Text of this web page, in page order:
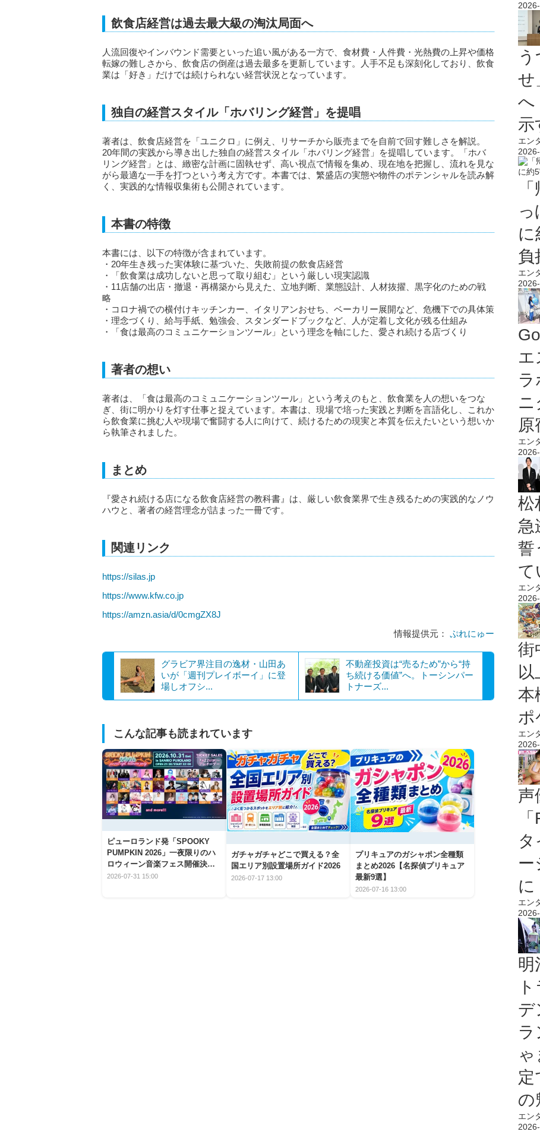
飲食店経営は過去最大級の淘汰局面へ
人流回復やインバウンド需要といった追い風がある一方で、食材費・人件費・光熱費の上昇や価格
転嫁の難しさから、飲食店の倒産は過去最多を更新しています。人手不足も深刻化しており、飲食
業は「好き」だけでは続けられない経営状況となっています。
独自の経営スタイル「ホバリング経営」を提唱
著者は、飲食店経営を「ユニクロ」に例え、リサーチから販売までを自前で回す難しさを解説。
20年間の実践から導き出した独自の経営スタイル「ホバリング経営」を提唱しています。「ホバ
リング経営」とは、緻密な計画に固執せず、高い視点で情報を集め、現在地を把握し、流れを見な
がら最適な一手を打つという考え方です。本書では、繁盛店の実態や物件のポテンシャルを読み解
く、実践的な情報収集術も公開されています。
本書の特徴
本書には、以下の特徴が含まれています。
・20年生き残った実体験に基づいた、失敗前提の飲食店経営
・「飲食業は成功しないと思って取り組む」という厳しい現実認識
・11店舗の出店・撤退・再構築から見えた、立地判断、業態設計、人材抜擢、黒字化のための戦
略
・コロナ禍での横付けキッチンカー、イタリアンおせち、ベーカリー展開など、危機下での具体策
・理念づくり、給与手紙、勉強会、スタンダードブックなど、人が定着し文化が残る仕組み
・「食は最高のコミュニケーションツール」という理念を軸にした、愛され続ける店づくり
著者の想い
著者は、「食は最高のコミュニケーションツール」という考えのもと、飲食業を人の想いをつな
ぎ、街に明かりを灯す仕事と捉えています。本書は、現場で培った実践と判断を言語化し、これか
ら飲食業に挑む人や現場で奮闘する人に向けて、続けるための現実と本質を伝えたいという想いか
ら執筆されました。
まとめ
『愛され続ける店になる飲食店経営の教科書』は、厳しい飲食業界で生き残るための実践的なノウ
ハウと、著者の経営理念が詰まった一冊です。
関連リンク
https://silas.jp
https://www.kfw.co.jp
https://amzn.asia/d/0cmgZX8J
情報提供元： ぷれにゅー
グラビア界注目の逸材・山田あ
いが「週刊プレイボーイ」に登
場しオフシ...
不動産投資は“売るため”から“持
ち続ける価値”へ。トーシンパー
トナーズ...
こんな記事も読まれています
ピューロランド発「SPOOKY
PUMPKIN 2026」一夜限りのハ
ロウィーン音楽フェス開催決
定！
2026-07-31 15:00
ガチャガチャどこで買える？全
国エリア別設置場所ガイド2026
2026-07-17 13:00
プリキュアのガシャポン全種類
まとめ2026【名探偵プリキュア
最新9選】
2026-07-16 13:00
せ
へ
示
エン
負
エン
エ
ラ
ニ
原
エン
松
急
誓
て
エン
街
本
ポ
エン
声
ー
に
エン
明
デ
ラ
定
の
エン